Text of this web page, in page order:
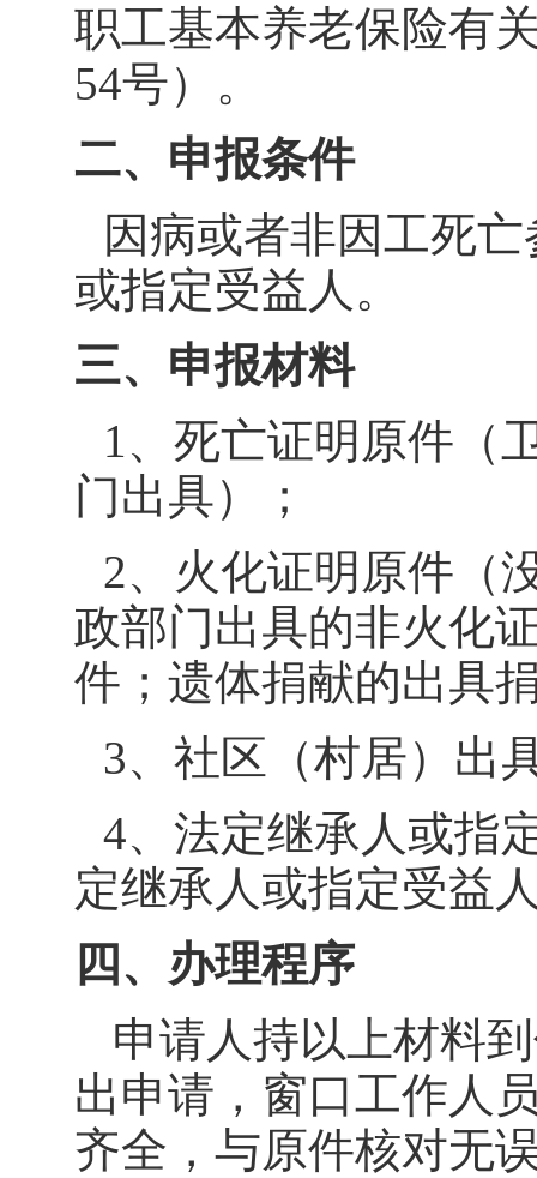
职工基本养老保险有
54号）。
二、申报条件
因病或者非因工死
或指定受益人。
三、申报材料
1、死亡证明原件（
门出具）；
2、火化证明原件（
政部门出具的非火化
件；遗体捐献的出具
3、社区（村居）出
4、法定继承人或指
定继承人或指定受益
四、办理程序
申请人持以上材料
出申请，窗口工作人
齐全，与原件核对无